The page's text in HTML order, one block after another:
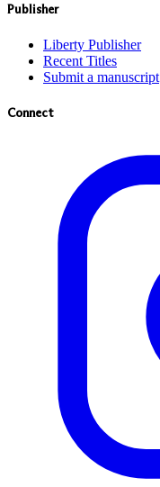
Publisher
Liberty Publisher
Recent Titles
Submit a manuscript
Connect